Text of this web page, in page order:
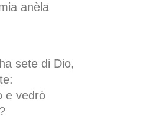
anèla
sete di Dio,
e vedrò